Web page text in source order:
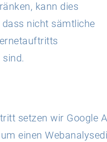
kann dies
nicht sämtliche
setzen wir Google
einen